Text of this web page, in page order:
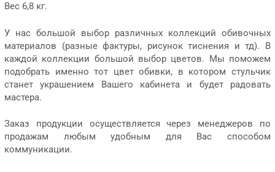
Вес 6,8 кг.
У нас большой выбор различных коллекций обивочных
материалов (разные фактуры, рисунок тиснения и тд). В
каждой коллекции большой выбор цветов. Мы поможем
подобрать именно тот цвет обивки, в котором стульчик
станет украшением Вашего кабинета и будет радовать
мастера.
Заказ продукции осуществляется через менеджеров по
продажам любым удобным для Вас способом
коммуникации.